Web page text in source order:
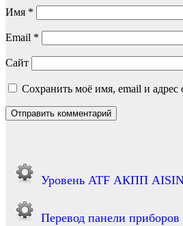
Имя *
Email *
Сайт
Сохранить моё имя, email и адрес
Уровень ATF АКПП
Перевод панели приборов